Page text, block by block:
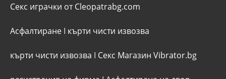
Секс играчки от Cleopatrabg.com
Асфалтиране I кърти чисти извозва
кърти чисти извозва I Секс Магазин Vibrator.bg